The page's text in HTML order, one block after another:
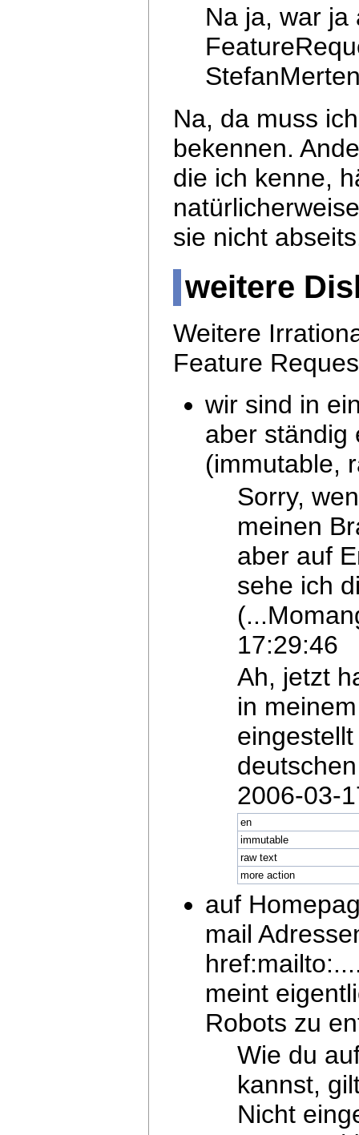
Na ja, war ja
Na, da muss
bekennen.
die ich kenne,
sie nicht
weitere
Weitere
Feature
wir sind in
aber ständig
(immutable,
Sorry,
meinen
aber auf
sehe ich
17:29:46
Ah, jetzt
in
2006-03-
en
immutable
raw text
more action
auf
mail
meint
Robots zu
Wie du
kannst,
Nicht